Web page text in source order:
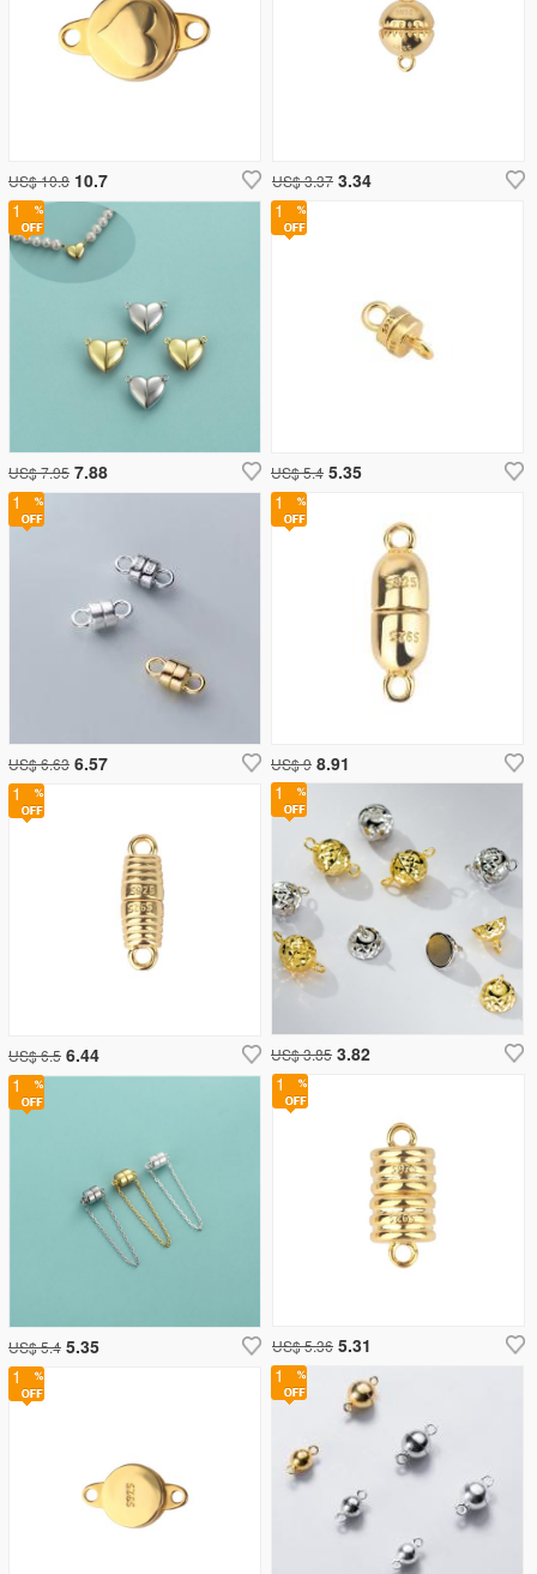
1
US$ 10.8 10.7 US$ 3.37 3.34
1
US$ 5.36 5.31
1
US$ 6.5 6.44
1
US$ 3.85 3.82
1
US$ 5.4 5.35
1
US$ 7.95 7.88
1
US$ 5.4 5.35
1
US$ 9 8.91
1
1
US$ 6.63 6.57